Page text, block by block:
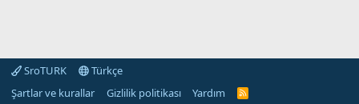
SroTURK
Türkçe
Şartlar ve kurallar
Gizlilik politikası Yardım
S